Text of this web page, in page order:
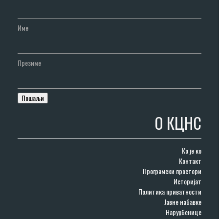
Име
Презиме
О КЦНС
Ко је ко
Контакт
Програмски простори
Историјат
Политика приватности
Јавне набавке
Наруџбенице